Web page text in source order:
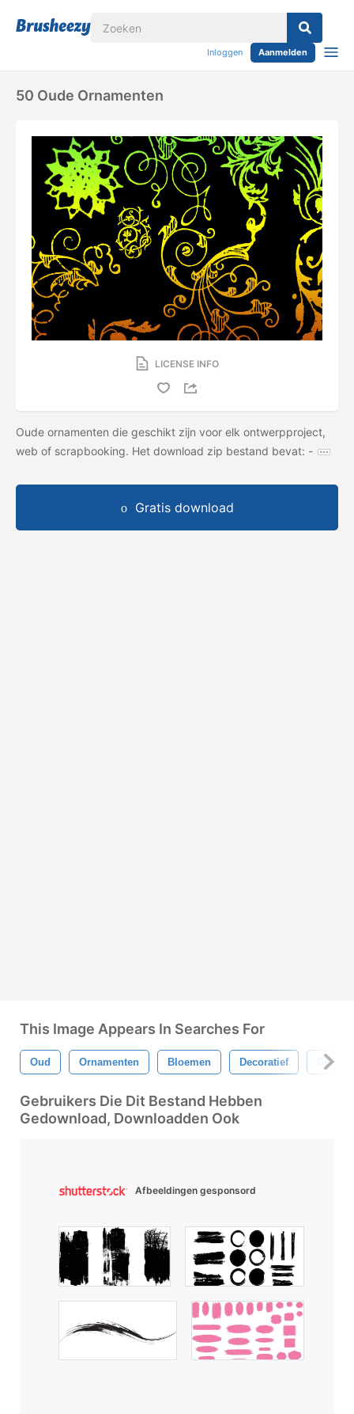
Inloggen Aanmelden
50 Oude Ornamenten
LICENSE INFO
Oude ornamenten die geschikt zijn voor elk ontwerpproject,
web of scrapbooking. Het download zip bestand bevat: -
Gratis download
This Image Appears In Searches For
Oud Ornamenten Bloemen Decoratief
Gebruikers Die Dit Bestand Hebben
Gedownload, Downloadden Ook
Afbeeldingen gesponsord